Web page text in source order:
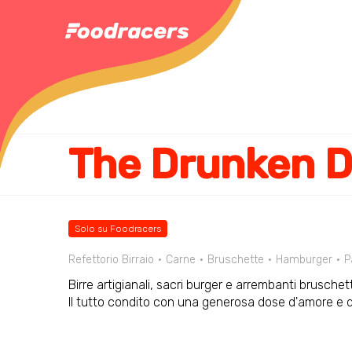
The Drunken
Solo su Foodracers
Refettorio Birraio Carne Bruschette Hamburger
Birre artigianali, sacri burger e arrembanti
Il tutto condito con una generosa dose d'amore e